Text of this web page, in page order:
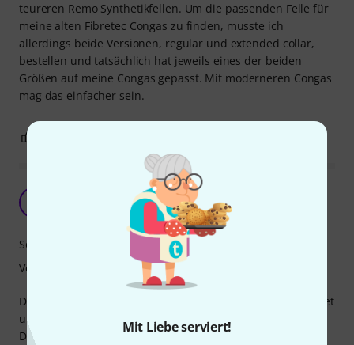
Mit Liebe serviert!
teureren Remo Synthetikfellen. Um die passenden Felle für
meine alten Fibretec Congas zu finden, musste ich
allerdings beide Versionen, regular und extended collar,
bestellen und tatsächlich hat jeweils eines der beiden
Größen auf meine Congas gepasst. Mit moderneren Congas
mag das einfacher sein.
Niemand hört den Unterschied.
Dennis P. 28.02.2013
Dieses Fell ist für all diejenigen, die mit Ihrem Percussionset
unterwegs sind absolute Pflicht.
Der ausgewogene Sound erinnert zu 100% an Naturfelle
Sound
Verarbeitung